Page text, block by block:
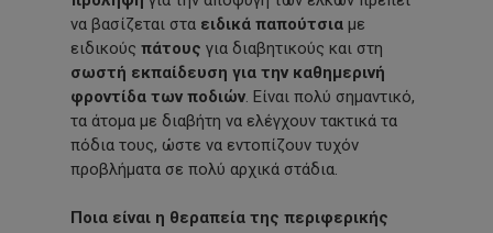
να βασίζεται στα ειδικά παπούτσια με
ειδικούς πάτους για διαβητικούς και στη
σωστή εκπαίδευση για την καθημερινή
φροντίδα των ποδιών . Είναι πολύ σημαντικό,
τα άτομα με διαβήτη να ελέγχουν τακτικά τα
πόδια τους, ώστε να εντοπίζουν τυχόν
προβλήματα σε πολύ αρχικά στάδια.
Ποια είναι η θεραπεία της περιφερικής